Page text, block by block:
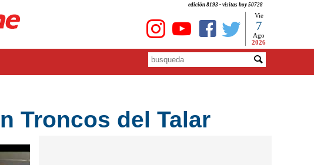
edición 8193 - visitas hoy 50728
Vie
7
Ago
2026
Troncos del Talar